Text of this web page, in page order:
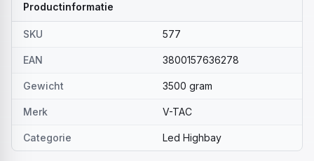
Productinformatie
SKU 577
EAN 3800157636278
Gewicht 3500 gram
Merk V-TAC
Categorie Led Highbay